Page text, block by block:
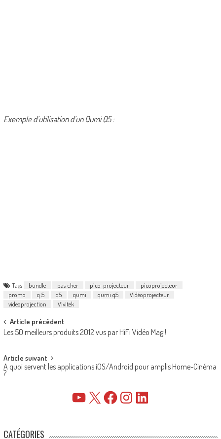
Exemple d’utilisation d’un Qumi Q5 :
Tags bundle pas cher pico-projecteur
picoprojecteur
promo
q 5 q5 qumi qumi q5
Vidéoprojecteur
videoprojection
Vivitek
Post
navigation
Article précédent
Les 50 meilleurs produits 2012 vus par HiFi Vidéo Mag !
Article suivant
A quoi servent les applications iOS/Android pour amplis Home-Cinéma
?
YouTube FacebookInstagramLinkedIn
CATÉGORIES